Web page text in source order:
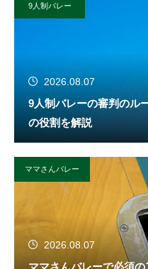
9人制バレー
2026.08.07
9人制バレーの審判のル
の役割を解説
ママさんバレー
2026.08.07
ママさんバレーで必須